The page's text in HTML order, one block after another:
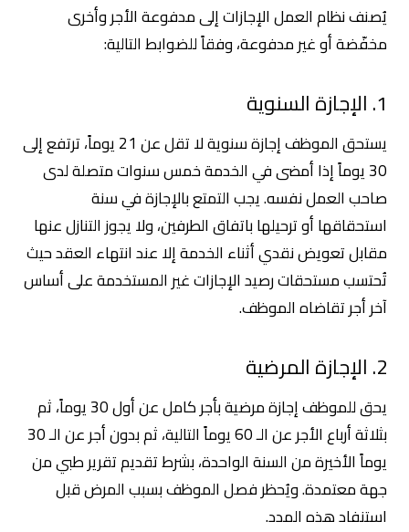
يُصنف نظام العمل الإجازات إلى مدفوعة الأجر وأخرى
مخفّضة أو غير مدفوعة، وفقاً للضوابط التالية:
1. الإجازة السنوية
يستحق الموظف إجازة سنوية لا تقل عن 21 يوماً، ترتفع إلى
30 يوماً إذا أمضى في الخدمة خمس سنوات متصلة لدى
صاحب العمل نفسه. يجب التمتع بالإجازة في سنة
استحقاقها أو ترحيلها باتفاق الطرفين، ولا يجوز التنازل عنها
مقابل تعويض نقدي أثناء الخدمة إلا عند انتهاء العقد حيث
تُحتسب مستحقات رصيد الإجازات غير المستخدمة على أساس
آخر أجر تقاضاه الموظف.
2. الإجازة المرضية
يحق للموظف إجازة مرضية بأجر كامل عن أول 30 يوماً، ثم
بثلاثة أرباع الأجر عن الـ 60 يوماً التالية، ثم بدون أجر عن الـ 30
يوماً الأخيرة من السنة الواحدة، بشرط تقديم تقرير طبي من
جهة معتمدة. ويُحظر فصل الموظف بسبب المرض قبل
استنفاد هذه المدد.